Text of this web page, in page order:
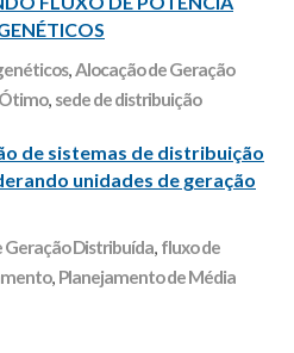
,Alocação de Geração
, sede de distribuição
de sistemas de distribuição
unidades de geração
Geração Distribuída, fluxo de
, Planejamento de Média